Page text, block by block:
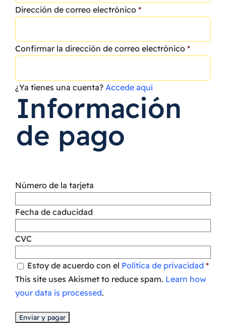
Dirección de correo electrónico *
Confirmar la dirección de correo electrónico *
¿Ya tienes una cuenta? Accede aquí
Información
de pago
Número de la tarjeta
Fecha de caducidad
CVC
Estoy de acuerdo con el Política de privacidad *
This site uses Akismet to reduce spam. Learn how
your data is processed.